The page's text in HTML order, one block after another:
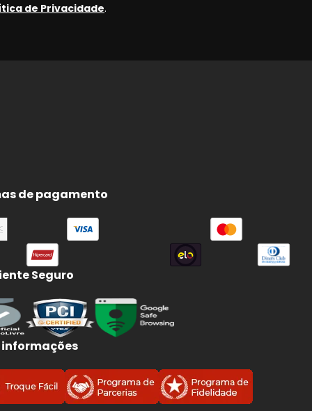
de Privacidade.
de pagamento
Seguro
informações